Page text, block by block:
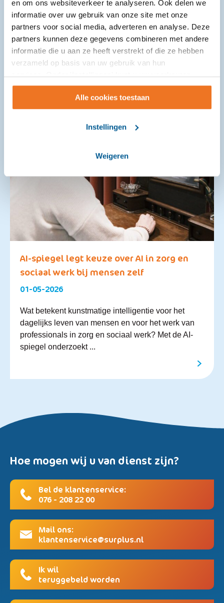
en om ons websiteverkeer te analyseren. Ook delen we
informatie over uw gebruik van onze site met onze
partners voor social media, adverteren en analyse. Deze
partners kunnen deze gegevens combineren met andere
informatie die u aan ze heeft verstrekt of die ze hebben
verzameld op basis van uw gebruik van hun
services. Onder 'Instellingen' kunt u uw voorkeuren
wijzigen.
Alle cookies toestaan
Instellingen
Weigeren
Etten-Leur (Wmo), Avoord en Amphia samen. De
bijeenkomst had als doel elkaar beter te ...
AI-spiegel legt keuze over AI in zorg en
sociaal werk bij mensen zelf
01-05-2026
Wat betekent kunstmatige intelligentie voor het
dagelijks leven van mensen en voor het werk van
professionals in zorg en sociaal werk? Met de AI-
spiegel onderzoekt ...
Hoe mogen wij u van dienst zijn?
Bel de klantenservice:
076 - 208 22 00
Mail ons:
klantenservice@surplus.nl
Ik wil
teruggebeld worden